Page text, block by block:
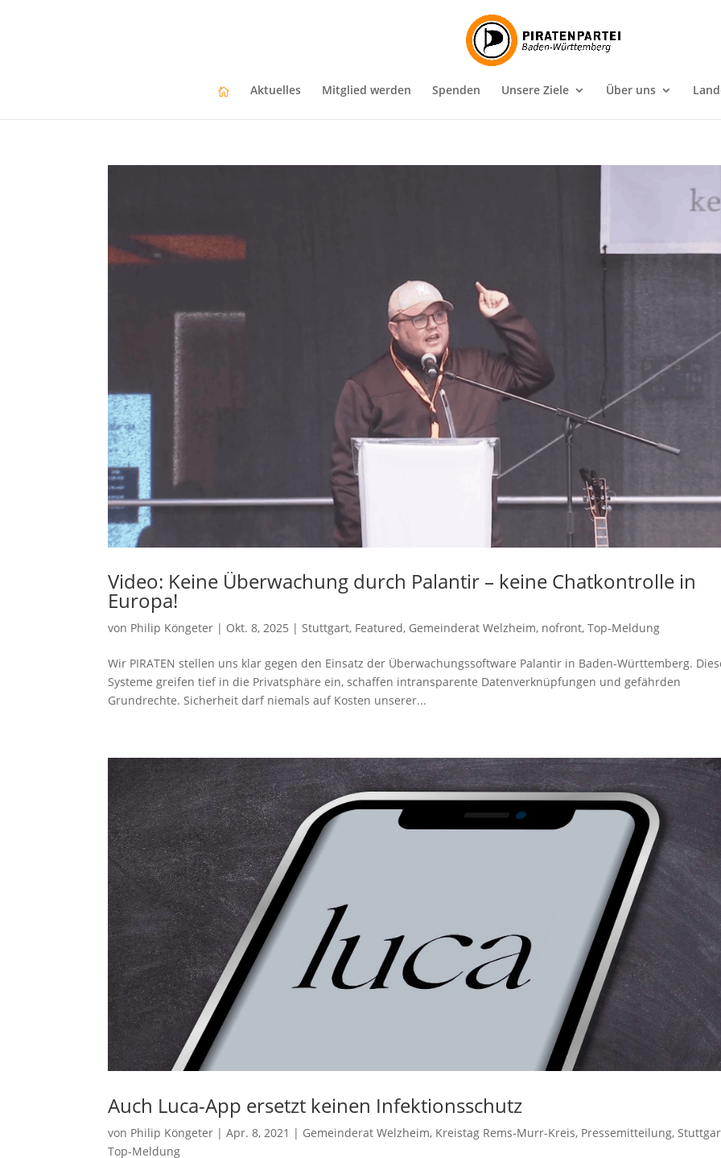
Aktuelles Mitglied werden Spenden Unsere Ziele Über uns
Video: Keine Überwachung durch Palantir – keine Chatkontrolle in
Europa!
von Philip Köngeter | Okt. 8, 2025 |Stuttgart, Featured, Gemeinderat Welzheim, nofront,Top-Meldung
Wir PIRATEN stellen uns klar gegen den Einsatz der Überwachungssoftware Palantir in Baden-Württemberg.
Systeme greifen tief in die Privatsphäre ein, schaffen intransparente Datenverknüpfungen und gefährden
Grundrechte. Sicherheit darf niemals auf Kosten unserer...
Auch Luca-App ersetzt keinen Infektionsschutz
von Philip Köngeter |Apr. 8, 2021 | Gemeinderat Welzheim, Kreistag Rems-Murr-Kreis, Pressemitteilung,
Top-Meldung